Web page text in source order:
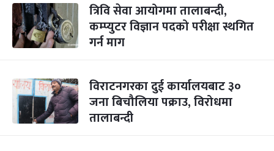
त्रिवि सेवा आयोगमा तालाबन्दी,
कम्प्युटर विज्ञान पदको परीक्षा स्थगित
गर्न माग
विराटनगरका दुई कार्यालयबाट ३०
जना बिचौलिया पक्राउ, विरोधमा
तालाबन्दी